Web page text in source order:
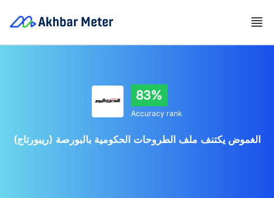
83%
Accuracy rank
الغموض يكتنف ملف الطروحات الحكومية بالبورصة (ريبورتاج)